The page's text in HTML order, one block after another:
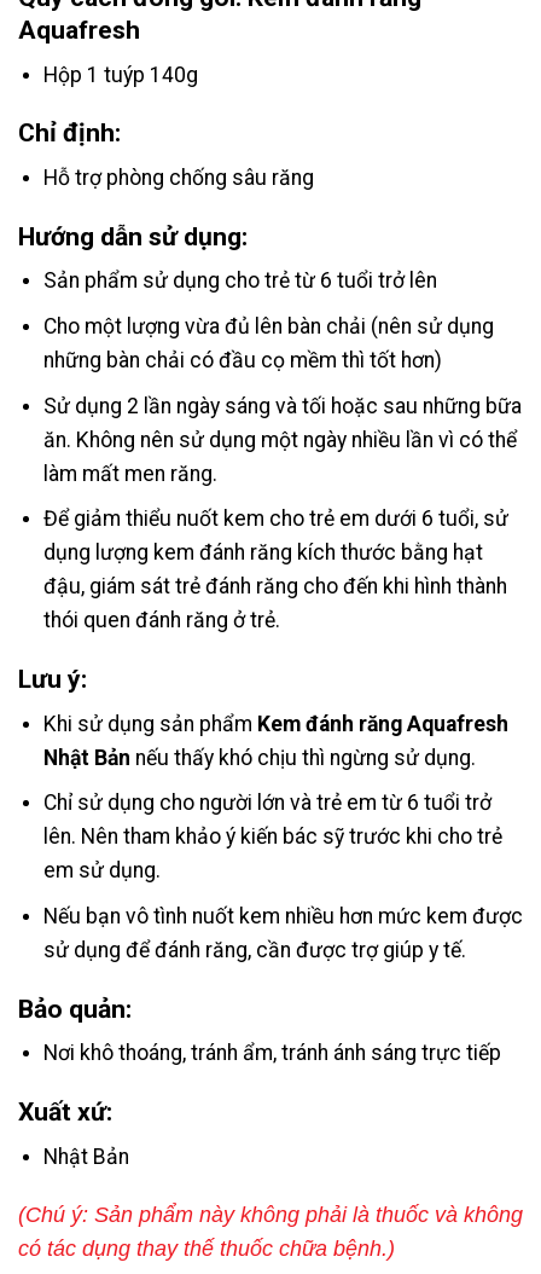
Aquafresh
Hộp 1 tuýp 140g
Chỉ định:
Hỗ trợ phòng chống sâu răng
Hướng dẫn sử dụng:
Sản phẩm sử dụng cho trẻ từ 6 tuổi trở lên
Cho một lượng vừa đủ lên bàn chải (nên sử dụng
những bàn chải có đầu cọ mềm thì tốt hơn)
Sử dụng 2 lần ngày sáng và tối hoặc sau những bữa
ăn. Không nên sử dụng một ngày nhiều lần vì có thể
làm mất men răng.
Để giảm thiểu nuốt kem cho trẻ em dưới 6 tuổi, sử
dụng lượng kem đánh răng kích thước bằng hạt
đậu, giám sát trẻ đánh răng cho đến khi hình thành
thói quen đánh răng ở trẻ.
Lưu ý:
Khi sử dụng sản phẩm Kem đánh răng Aquafresh
Nhật Bản nếu thấy khó chịu thì ngừng sử dụng.
Chỉ sử dụng cho người lớn và trẻ em từ 6 tuổi trở
lên. Nên tham khảo ý kiến bác sỹ trước khi cho trẻ
em sử dụng.
Nếu bạn vô tình nuốt kem nhiều hơn mức kem được
sử dụng để đánh răng, cần được trợ giúp y tế.
Bảo quản:
Nơi khô thoáng, tránh ẩm, tránh ánh sáng trực tiếp
Xuất xứ:
Nhật Bản
(Chú ý: Sản phẩm này không phải là thuốc và không
có tác dụng thay thế thuốc chữa bệnh.)